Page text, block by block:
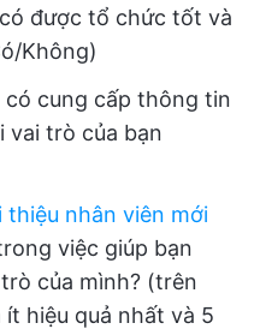
được tổ chức tốt và
Không)
cung cấp thông tin
vai trò của bạn
thiệu nhân viên mới
việc giúp bạn
của mình? (trên
hiệu quả nhất và 5